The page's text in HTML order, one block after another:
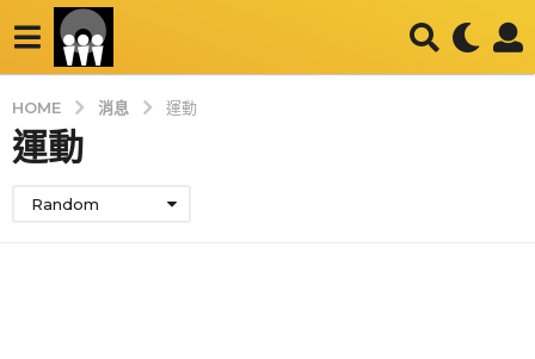
HOME 消息 運動
運動
Random